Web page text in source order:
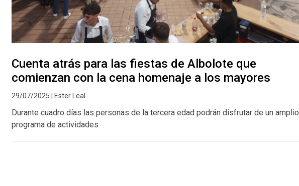
Cuenta atrás para las fiestas de Albolote que
comienzan con la cena homenaje a los mayores
29/07/2025 | Ester Leal
Durante cuadro días las personas de la tercera edad podrán disfrutar de un amplio
programa de actividades